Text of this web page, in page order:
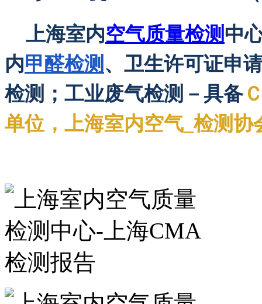
上海室内空气质量检测中
内甲醛检测 、卫生许可证申
检测；工业废气检测－具备
单位，上海室内空气_检测协